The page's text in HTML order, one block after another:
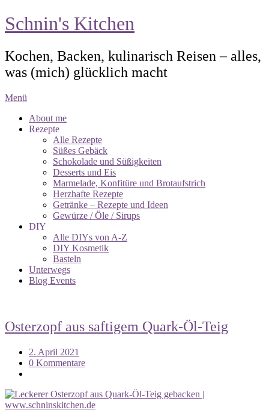
Schnin's Kitchen
Kochen, Backen, kulinarisch Reisen – alles,
was (mich) glücklich macht
Menü
About me
Rezepte
Alle Rezepte
Süßes Gebäck
Schokolade und Süßigkeiten
Desserts und Eis
Marmelade, Konfitüre und Brotaufstrich
Herzhafte Rezepte
Getränke – Rezepte und Ideen
Gewürze / Öle / Sirups
DIY
Alle DIYs von A-Z
DIY Kosmetik
Basteln
Unterwegs
Blog Events
Osterzopf aus saftigem Quark-Öl-Teig
2. April 2021
0 Kommentare